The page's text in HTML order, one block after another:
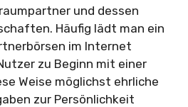
und dessen
Häufig lädt man ein
im Internet
zu Beginn mit einer
Weise möglichst ehrliche
zur Persönlichkeit